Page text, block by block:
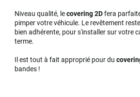
Niveau qualité, lecovering 2Dfera
pimper votre véhicule. Le revêtement
bien adhérente, pour s'installer sur votre
terme.
Il est tout à fait approprié pour du
bandes !